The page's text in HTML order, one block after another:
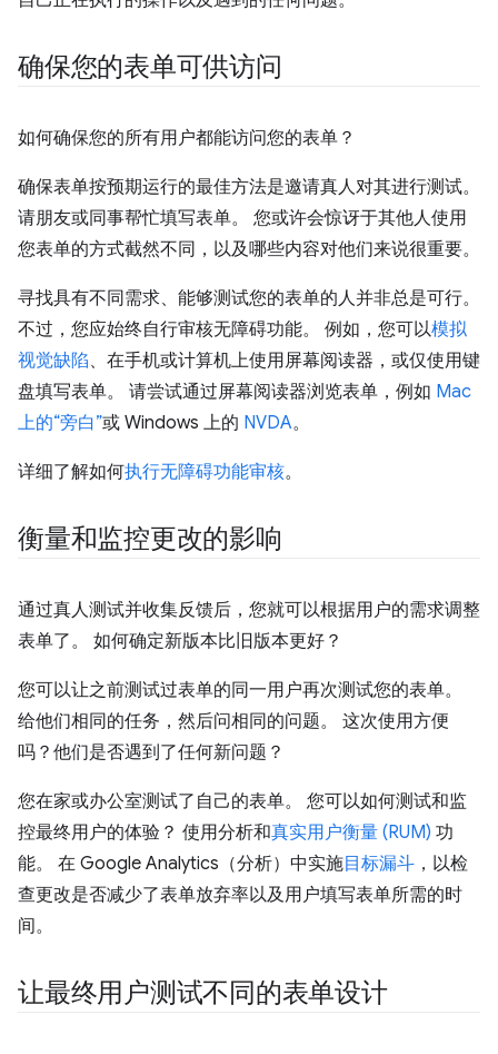
确保您的表单可供访问
如何确保您的所有用户都能访问您的表单？
确保表单按预期运行的最佳方法是邀请真人对其进行测试。
请朋友或同事帮忙填写表单。 您或许会惊讶于其他人使用
您表单的方式截然不同，以及哪些内容对他们来说很重要。
寻找具有不同需求、能够测试您的表单的人并非总是可行。
不过，您应始终自行审核无障碍功能。 例如，您可以模拟
视觉缺陷、在手机或计算机上使用屏幕阅读器，或仅使用键
盘填写表单。 请尝试通过屏幕阅读器浏览表单，例如 Mac
上的“旁白”或 Windows 上的 NVDA。
详细了解如何执行无障碍功能审核。
衡量和监控更改的影响
通过真人测试并收集反馈后，您就可以根据用户的需求调整
表单了。 如何确定新版本比旧版本更好？
您可以让之前测试过表单的同一用户再次测试您的表单。
给他们相同的任务，然后问相同的问题。 这次使用方便
吗？他们是否遇到了任何新问题？
您在家或办公室测试了自己的表单。 您可以如何测试和监
控最终用户的体验？ 使用分析和真实用户衡量 (RUM) 功
能。 在 Google Analytics（分析）中实施目标漏斗 ，以检
查更改是否减少了表单放弃率以及用户填写表单所需的时
间。
让最终用户测试不同的表单设计